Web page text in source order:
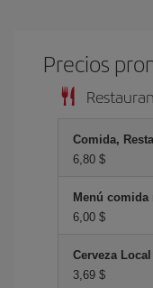
Precios
Comida,
6,80 $
Menú comida
6,00 $
Cerveza
3,69 $